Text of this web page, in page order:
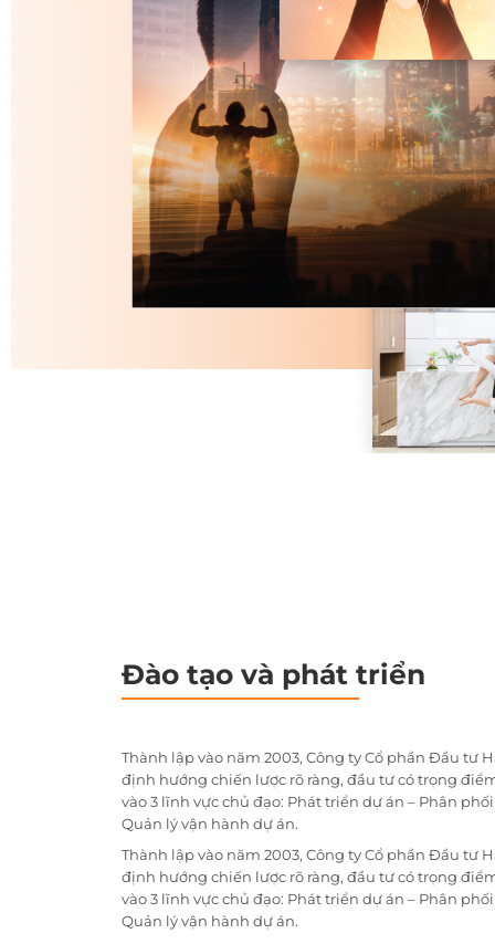
Đào tạo và phát triển
Thành lập vào năm 2003, Công ty Cổ phần Đầu tư
định hướng chiến lược rõ ràng, đầu tư có trọng
vào 3 lĩnh vực chủ đạo: Phát triển dự án – Phân
Quản lý vận hành dự án.
Thành lập vào năm 2003, Công ty Cổ phần Đầu tư
định hướng chiến lược rõ ràng, đầu tư có trọng
vào 3 lĩnh vực chủ đạo: Phát triển dự án – Phân
Quản lý vận hành dự án.